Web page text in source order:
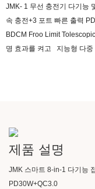
JMK- 1 무선 충전기 다기능
속 충전+3 포트 빠른 출력
BDCM Froo Limit
명 효과를 켜고
지능형 다중
제품 설명
JMK 스마트 8-in-1 다기능
PD30W+QC3.0